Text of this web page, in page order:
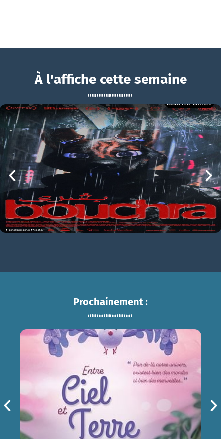
Les Caprices de l’Enfant Roi
Les Caprices de l’Enfant Roi Bande-annonce VF
À l'affiche cette semaine
BOUCHRA
mer 05/08
21h00
Prochainement :
ENTRE CIEL ET TERRE
sam 15/08
14h30